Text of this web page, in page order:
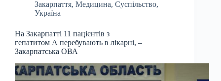
Закарпаття, Медицина, Суспільство,
Україна
На Закарпатті 11 пацієнтів з
гепатитом А перебувають в лікарні, –
Закарпатська ОВА